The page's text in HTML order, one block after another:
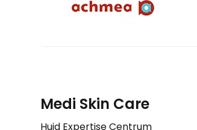
Medi Skin Care
Huid Expertise Centrum